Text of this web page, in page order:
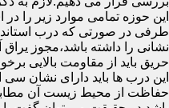
این حوزه تمامی موارد زیر را در
طرفی در صورتی که درب
نشانی را داشته باشد،مجوز
حریق باید از مقاومت بالایی
حفاظت از محیط زیست آن مطابق